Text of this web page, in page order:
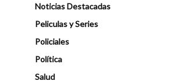
Noticias Destacadas
Peliculas y Series
Policiales
Política
Salud